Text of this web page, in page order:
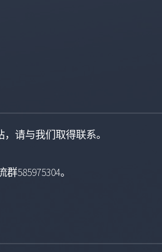
请与我们取得联系。
585975304。